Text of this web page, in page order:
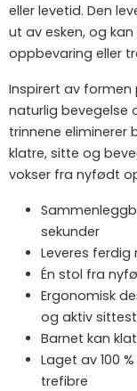
eller levetid. Den
ut av esken, og
oppbevaring eller
Inspirert av formen
naturlig bevegelse
trinnene eliminerer
klatre, sitte og
vokser fra nyfødt
sekunder
Leveres
Én stol fra
Ergonomisk
og aktiv
Barnet kan
Laget av 100
trefibre